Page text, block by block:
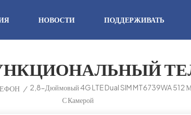
НОВОСТИ ПОДДЕРЖИВАТЬ
/ 2,8-Дюймовый 4G LTE Dual SIM MT6739WA 512
С Камерой